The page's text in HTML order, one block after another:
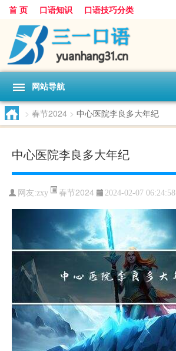
首 页 口语知识 口语技巧分类
网站导航
> 春节2024 > 中心医院李良多大年纪
中心医院李良多大年纪
网友:zxy 春节2024 2024-02-07 06:24:58